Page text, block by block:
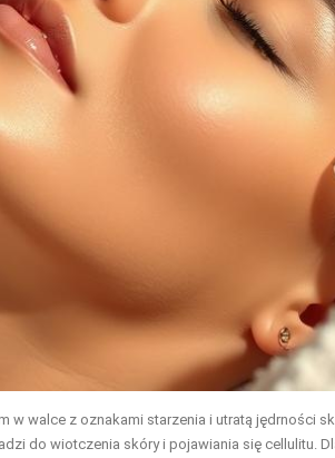
walce z oznakami starzenia i utratą jędrności
do wiotczenia skóry i pojawiania się cellulitu.